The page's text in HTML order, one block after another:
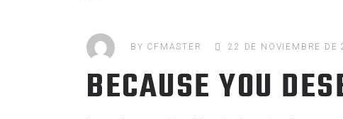
BY CFMASTER 22 DE NOVIEMBRE DE
BECAUSE YOU